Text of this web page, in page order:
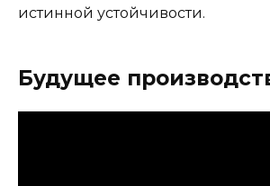
истинной устойчивости.
Будущее